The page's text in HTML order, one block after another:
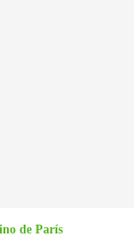
de París